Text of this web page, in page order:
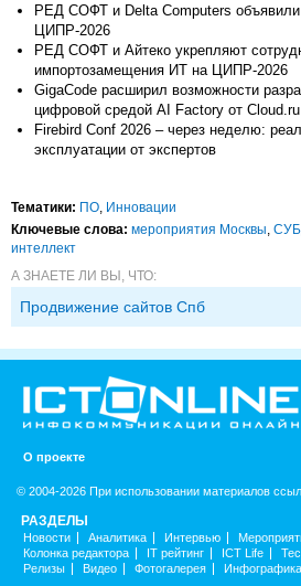
РЕД СОФТ и Delta Computers объявили
ЦИПР-2026
РЕД СОФТ и Айтеко укрепляют
импортозамещения ИТ на ЦИПР-2026
GigaCode расширил возможности
цифровой средой AI Factory от Cloud.ru
Firebird Conf 2026 – через неделю:
эксплуатации от экспертов
Тематики: ПО Инновации
Ключевые слова: мероприятия Москвы
интеллект
А ЗНАЕТЕ ЛИ ВЫ, ЧТО:
Продвижение сайтов Спб
О проекте
© 2004-2026 При использовании материалов
РАЗДЕЛЫ
Новости Аналитика Интервью
Колонка редактора
IT рейтинг ICT Life
Релизы
Видео Фотогалерея Инфографика